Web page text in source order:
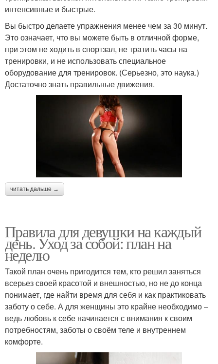
интенсивные и быстрые.
Вы быстро делаете упражнения менее чем за 30 минут.
Это означает, что вы можете быть в отличной форме,
при этом не ходить в спортзал, не тратить часы на
тренировки, и не использовать специальное
оборудование для тренировок. (Серьезно, это наука.)
Достаточно знать правильные движения.
читать дальше →
Правила для девушки на каждый
день. Уход за собой: план на
неделю
Такой план очень пригодится тем, кто решил заняться
всерьез своей красотой и внешностью, но не до конца
понимает, где найти время для себя и как практиковать
заботу о себе. А для женщины это крайне необходимо –
ведь любовь к себе начинается с внимания к своим
потребностям, заботы о своём теле и внутреннем
комфорте.